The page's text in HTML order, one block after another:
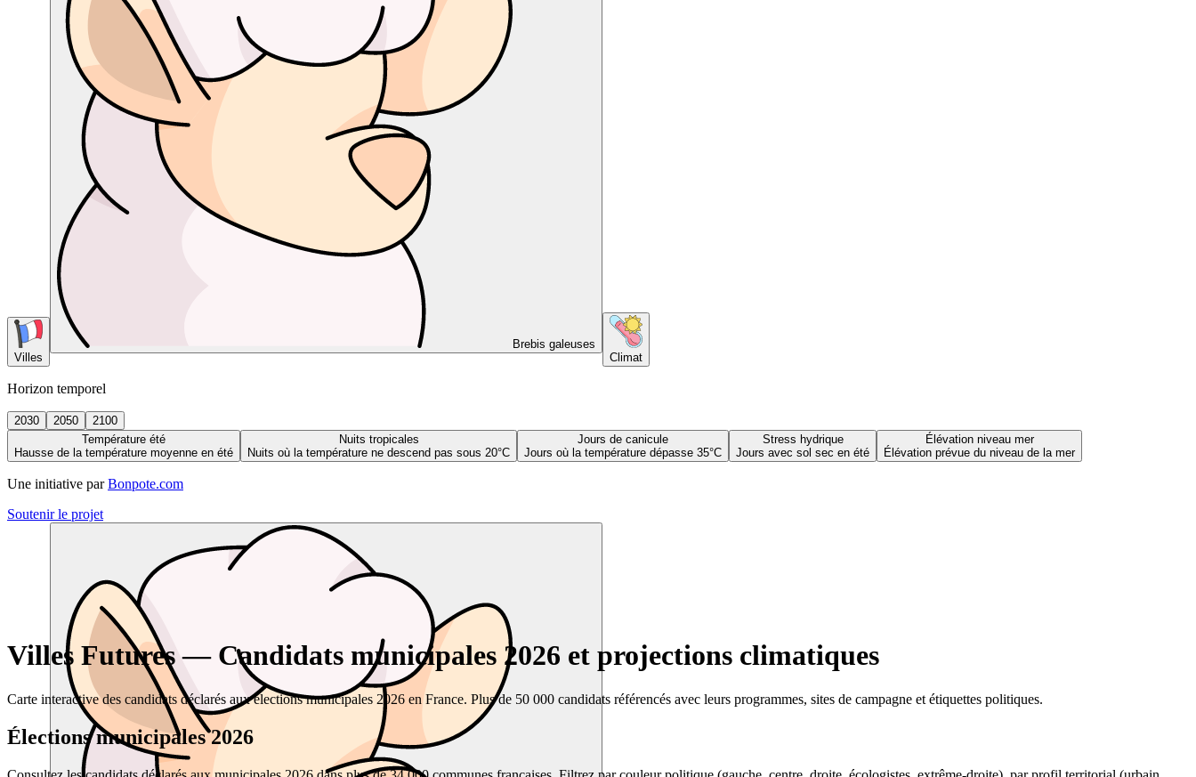
Villes
Brebis galeuses
Climat
Horizon temporel
2030 2050
2100
Température été
Hausse de la température moyenne en été
Nuits tropicales
Nuits où la température ne descend pas sous 20°C
Jours de canicule
Jours où la température dépasse 35°C
Stress hydrique
Jours avec sol sec en été
Élévation niveau mer
Élévation prévue du niveau de la mer
Une initiative par Bonpote.com
Soutenir le projet
Villes Futures — Candidats municipales 2026 et projections climatiques
Carte interactive des candidats déclarés aux élections municipales 2026 en France. Plus de 50 000 candidats référencés avec leurs programmes, sites de campagne et étiquettes politiques.
Élections municipales 2026